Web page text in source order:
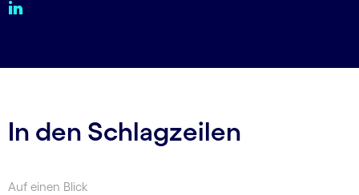
In den Schlagzeilen
Auf einen Blick